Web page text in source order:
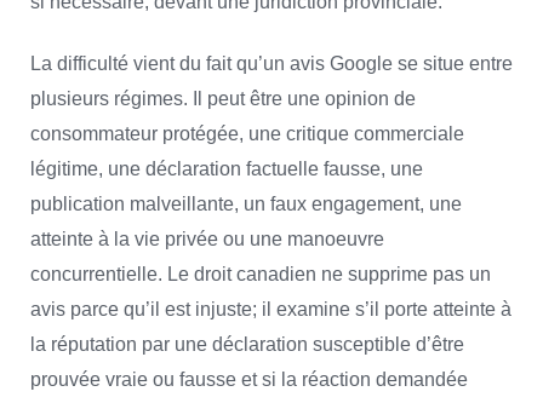
La difficulté vient du fait qu’un avis Google se situe entre
plusieurs régimes. Il peut être une opinion de
consommateur protégée, une critique commerciale
légitime, une déclaration factuelle fausse, une
publication malveillante, un faux engagement, une
atteinte à la vie privée ou une manoeuvre
concurrentielle. Le droit canadien ne supprime pas un
avis parce qu’il est injuste; il examine s’il porte atteinte à
la réputation par une déclaration susceptible d’être
prouvée vraie ou fausse et si la réaction demandée